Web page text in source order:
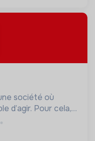
société où
d’agir. Pour cela,
des lieux
à tous.